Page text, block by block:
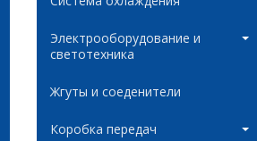
Электрооборудование и
светотехника
Жгуты и соеденители
Коробка передач